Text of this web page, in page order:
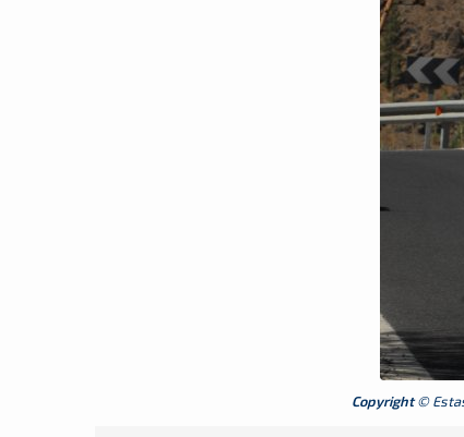
Copyright©